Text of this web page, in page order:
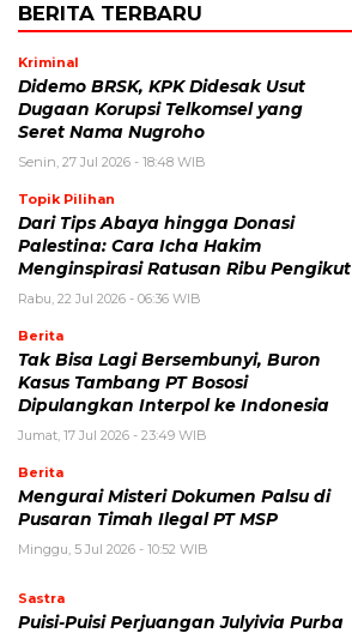
BERITA TERBARU
Kriminal
Didemo BRSK, KPK Didesak Usut
Dugaan Korupsi Telkomsel yang
Seret Nama Nugroho
Senin, 27 Jul 2026 - 18:48 WIB
Topik Pilihan
Dari Tips Abaya hingga Donasi
Palestina: Cara Icha Hakim
Menginspirasi Ratusan Ribu Pengikut
Rabu, 22 Jul 2026 - 06:36 WIB
Berita
Tak Bisa Lagi Bersembunyi, Buron
Kasus Tambang PT Bososi
Dipulangkan Interpol ke Indonesia
Jumat, 17 Jul 2026 - 23:49 WIB
Berita
Mengurai Misteri Dokumen Palsu di
Pusaran Timah Ilegal PT MSP
Minggu, 5 Jul 2026 - 10:52 WIB
Sastra
Puisi-Puisi Perjuangan Julyivia Purba